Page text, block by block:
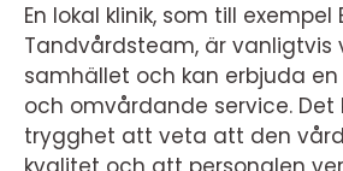
En lokal klinik, som till exempel
Tandvårdsteam, är vanligtvis
samhället och kan erbjuda
och omvårdande service. Det
trygghet att veta att den